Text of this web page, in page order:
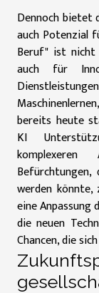
Dennoch bietet
auch Potenzial
Beruf" ist nicht
auch für
bereits heute
KI
werden könnte,
eine Anpassung
die neuen
Chancen, die